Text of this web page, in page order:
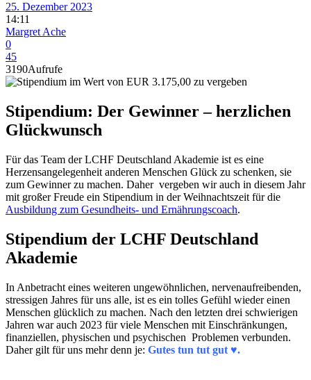
25. Dezember 2023
14:11
Margret Ache
0
45
3190Aufrufe
Stipendium: Der Gewinner – herzlichen
Glückwunsch
Für das Team der LCHF Deutschland Akademie ist es eine
Herzensangelegenheit anderen Menschen Glück zu schenken, sie
zum Gewinner zu machen. Daher vergeben wir auch in diesem Jahr
mit großer Freude ein Stipendium in der Weihnachtszeit für die
Ausbildung zum Gesundheits- und Ernährungscoach.
Stipendium der LCHF Deutschland
Akademie
In Anbetracht eines weiteren ungewöhnlichen, nervenaufreibenden,
stressigen Jahres für uns alle, ist es ein tolles Gefühl wieder einen
Menschen glücklich zu machen. Nach den letzten drei schwierigen
Jahren war auch 2023 für viele Menschen mit Einschränkungen,
finanziellen, physischen und psychischen Problemen verbunden.
Daher gilt für uns mehr denn je: Gutes tun tut gut ♥.